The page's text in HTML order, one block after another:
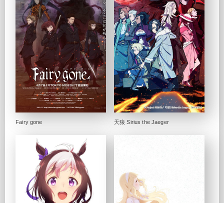
Fairy gone 天狼 Sirius the Jaeger